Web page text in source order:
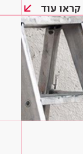
קראו עוד